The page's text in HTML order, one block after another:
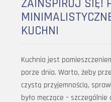
ZAINSPIRUJ SIĘ!
KUCHNI
Kuchnia jest
porze dnia. Warto, żeby
czystą przyjemnością,
było męczące –